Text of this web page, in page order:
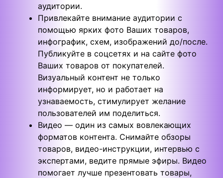
аудитории.
Привлекайте внимание аудитории с
помощью ярких фото Ваших товаров,
инфографик, схем, изображений до/после.
Публикуйте в соцсетях и на сайте фото
Ваших товаров от покупателей.
Визуальный контент не только
информирует, но и работает на
узнаваемость, стимулирует желание
пользователей им поделиться.
Видео — один из самых вовлекающих
форматов контента. Снимайте обзоры
товаров, видео-инструкции, интервью с
экспертами, ведите прямые эфиры. Видео
помогает лучше презентовать товары,